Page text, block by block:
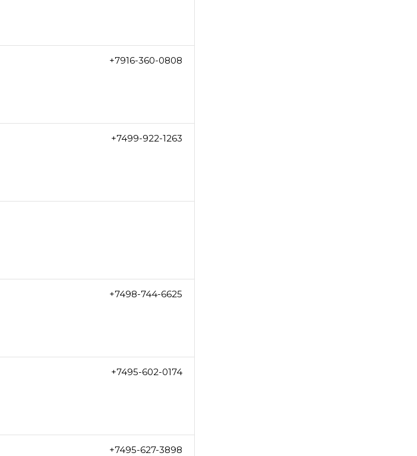
+7916-360-0808
+7499-922-1263
+7498-744-6625
+7495-602-0174
+7495-627-3898